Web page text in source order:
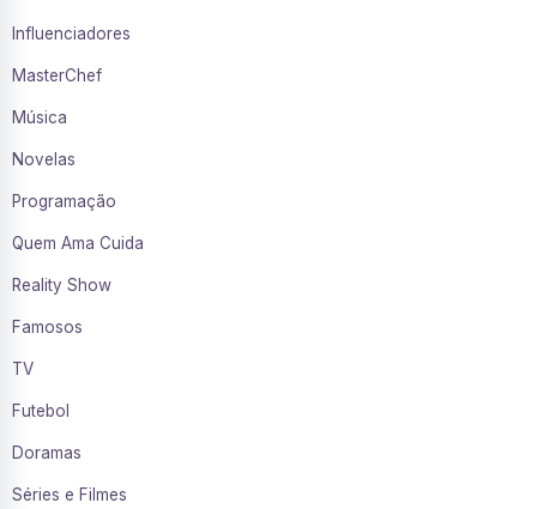
Influenciadores
MasterChef
Música
Novelas
Programação
Quem Ama Cuida
Reality Show
Famosos
TV
Futebol
Doramas
Séries e Filmes